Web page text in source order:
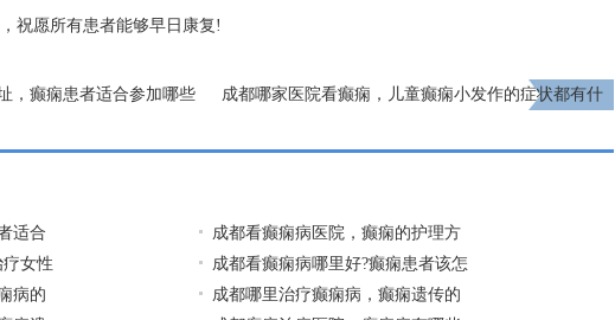
祝愿所有患者能够早日康复!
，癫痫患者适合参加哪些
成都哪家医院看癫痫，儿童癫痫小发作的症状都有什
适合
成都看癫痫病医院，癫痫的护理方
女性
成都看癫痫病哪里好?癫痫患者该怎
病的
成都哪里治疗癫痫病，癫痫遗传的